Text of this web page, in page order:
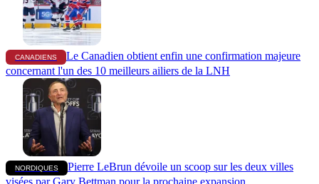
CANADIENS
Le Canadien obtient enfin une confirmation majeure
concernant l'un des 10 meilleurs ailiers de la LNH
NORDIQUES
Pierre LeBrun dévoile un scoop sur les deux villes
visées par Gary Bettman pour la prochaine expansion